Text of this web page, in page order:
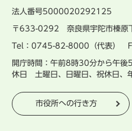
法人番号5000020292125
〒633-0292 奈良県宇陀市榛原
Tel：0745-82-8000（代表）
開庁時間：午前8時30分から午後
休日 土曜日、日曜日、祝休日、
市役所への行き方